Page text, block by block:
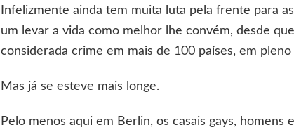
Infelizmente ainda tem muita luta pela frente para
um levar a vida como melhor lhe convém, desde
considerada crime em mais de 100 países, em
Mas já se esteve mais longe.
Pelo menos aqui em Berlin, os casais gays,